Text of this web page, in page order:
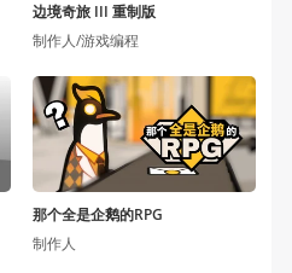
边境奇旅 III 重制版
制作人/游戏编程
那个全是企鹅的RPG
制作人